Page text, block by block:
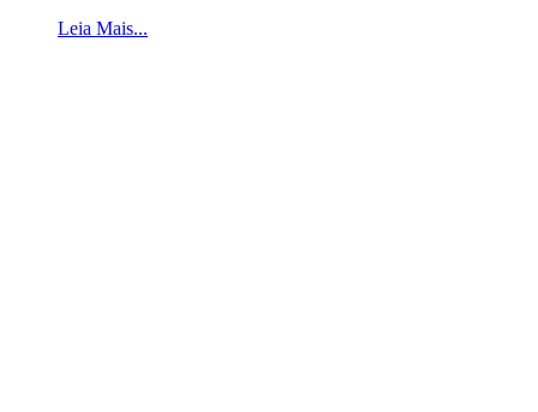
Leia Mais...